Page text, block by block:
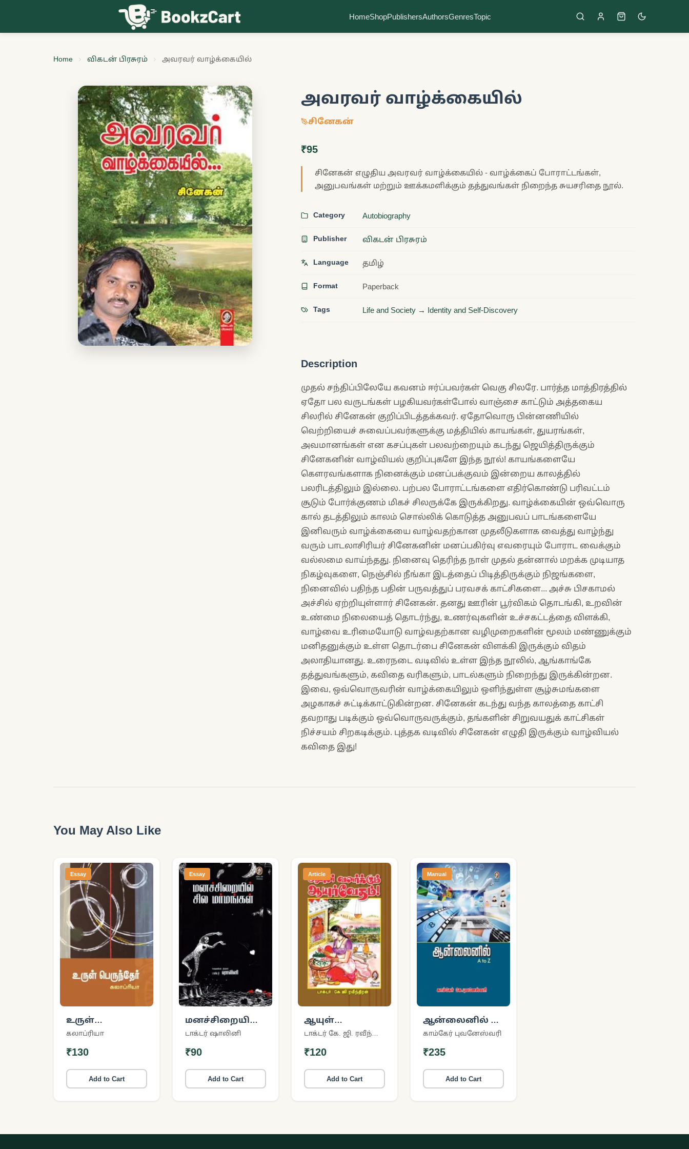
HomeShopPublishersAuthorsGenresTopic
Home விகடன் பிரசுரம் அவரவர் வாழ்க்கையில்
அவரவர் வாழ்க்கையில்
சினேகன்
₹95
சினேகன் எழுதிய அவரவர் வாழ்க்கையில் - வாழ்க்கைப் போராட்டங்கள்,
அனுபவங்கள் மற்றும் ஊக்கமளிக்கும் தத்துவங்கள் நிறைந்த சுயசரிதை நூல்.
Category Autobiography
Publisher விகடன் பிரசுரம்
Language தமிழ்
Format Paperback
Tags Life and Society → Identity and Self-Discovery
Description
முதல் சந்திப்பிலேயே கவனம் ஈர்ப்பவர்கள் வெகு சிலரே. பார்த்த மாத்திரத்தில்
ஏதோ பல வருடங்கள் பழகியவர்கள்போல் வாஞ்சை காட்டும் அத்தகைய
சிலரில் சினேகன் குறிப்பிடத்தக்கவர். ஏதோவொரு பின்னணியில்
வெற்றியைச் சுவைப்பவர்களுக்கு மத்தியில் காயங்கள், துயரங்கள்,
அவமானங்கள் என கசப்புகள் பலவற்றையும் கடந்து ஜெயித்திருக்கும்
சினேகனின் வாழ்வியல் குறிப்புகளே இந்த நூல்! காயங்களையே
கௌரவங்களாக நினைக்கும் மனப்பக்குவம் இன்றைய காலத்தில்
பலரிடத்திலும் இல்லை. பற்பல போராட்டங்களை எதிர்கொண்டு பரிவட்டம்
சூடும் போர்க்குணம் மிகச் சிலருக்கே இருக்கிறது. வாழ்க்கையின் ஒவ்வொரு
கால் தடத்திலும் காலம் சொல்லிக் கொடுத்த அனுபவப் பாடங்களையே
இனிவரும் வாழ்க்கையை வாழ்வதற்கான முதலீடுகளாக வைத்து வாழ்ந்து
வரும் பாடலாசிரியர் சினேகனின் மனப்பகிர்வு எவரையும் போராட வைக்கும்
வல்லமை வாய்ந்தது. நினைவு தெரிந்த நாள் முதல் தன்னால் மறக்க முடியாத
நிகழ்வுகளை, நெஞ்சில் நீங்கா இடத்தைப் பிடித்திருக்கும் நிஜங்களை,
நினைவில் பதிந்த பதின் பருவத்துப் பரவசக் காட்சிகளை... அச்சு பிசகாமல்
அச்சில் ஏற்றியுள்ளார் சினேகன். தனது ஊரின் பூர்விகம் தொடங்கி, உறவின்
உண்மை நிலையைத் தொடர்ந்து, உணர்வுகளின் உச்சகட்டத்தை விளக்கி,
வாழ்வை உரிமையோடு வாழ்வதற்கான வழிமுறைகளின் மூலம் மண்ணுக்கும்
மனிதனுக்கும் உள்ள தொடர்பை சினேகன் விளக்கி இருக்கும் விதம்
அலாதியானது. உரைநடை வடிவில் உள்ள இந்த நூலில், ஆங்காங்கே
தத்துவங்களும், கவிதை வரிகளும், பாடல்களும் நிறைந்து இருக்கின்றன.
இவை, ஒவ்வொருவரின் வாழ்க்கையிலும் ஒளிந்துள்ள சூழ்சுமங்களை
அழகாகச் சுட்டிக்காட்டுகின்றன. சினேகன் கடந்து வந்த காலத்தை காட்சி
தவறாது படிக்கும் ஒவ்வொருவருக்கும், தங்களின் சிறுவயதுக் காட்சிகள்
நிச்சயம் சிறகடிக்கும். புத்தக வடிவில் சினேகன் எழுதி இருக்கும் வாழ்வியல்
கவிதை இது!
You May Also Like
Essay
உருள்
பெருந்தேர்
கலாப்ரியா
₹130
Add to Cart
Essay
மனச்சிறையில்
சில மர்மங்கள்
டாக்டர் ஷாலினி
₹90
Add to Cart
Article
ஆயுள்
வளர்க்கும்
டாக்டர் கே. ஜி. ரவீந்திரன்
₹120
Add to Cart
Manual
ஆன்லைனில் A
to Z
காம்கேர் புவனேஸ்வரி
₹235
Add to Cart